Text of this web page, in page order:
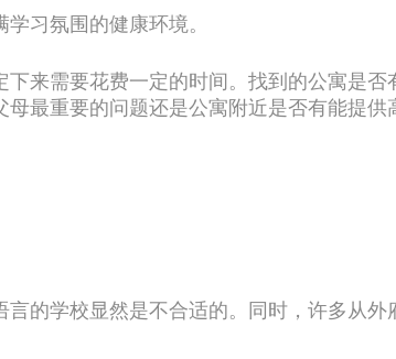
习氛围的健康环境。
来需要花费一定的时间。找到的公寓是否
最重要的问题还是公寓附近是否有能提
的学校显然是不合适的。同时，许多从外